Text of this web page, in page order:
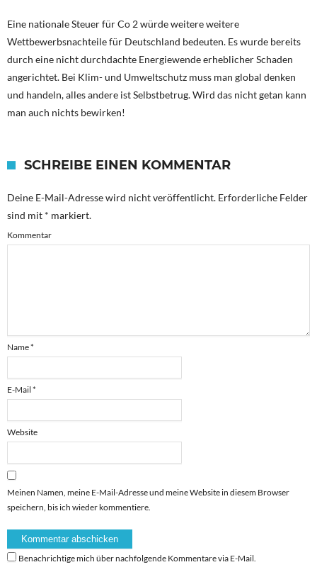
Eine nationale Steuer für Co 2 würde weitere weitere
Wettbewerbsnachteile für Deutschland bedeuten. Es wurde bereits
durch eine nicht durchdachte Energiewende erheblicher Schaden
angerichtet. Bei Klim- und Umweltschutz muss man global denken
und handeln, alles andere ist Selbstbetrug. Wird das nicht getan kann
man auch nichts bewirken!
SCHREIBE EINEN KOMMENTAR
Deine E-Mail-Adresse wird nicht veröffentlicht. Erforderliche Felder
sind mit * markiert.
Kommentar
Name*
E-Mail *
Website
Meinen Namen, meine E-Mail-Adresse und meine Website in diesem Browser
speichern, bis ich wieder kommentiere.
Benachrichtige mich über nachfolgende Kommentare via E-Mail.